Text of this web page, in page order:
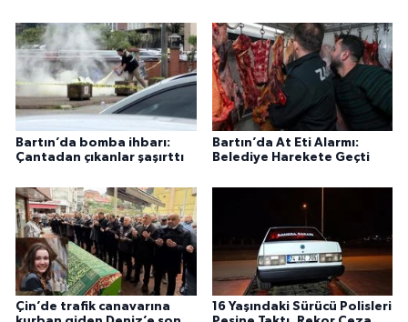
Bartın’da bomba ihbarı:
Çantadan çıkanlar şaşırttı
Bartın’da At Eti Alarmı:
Belediye Harekete Geçti
Çin’de trafik canavarına
16 Yaşındaki Sürücü Polisleri